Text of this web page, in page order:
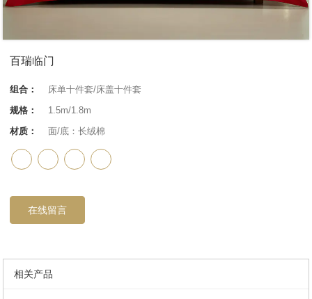
百瑞临门
组合：
床单十件套/床盖十件套
规格：
1.5m/1.8m
材质：
面/底：长绒棉
在线留言
相关产品